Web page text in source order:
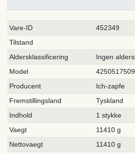
Vare-ID
452349
Tilstand
Aldersklassificering
Ingen
Model
Producent
Ich-zapfe
Fremstillingsland
Tyskland
Indhold
1 stykke
Vaegt
11410 g
Nettovaegt
11410 g